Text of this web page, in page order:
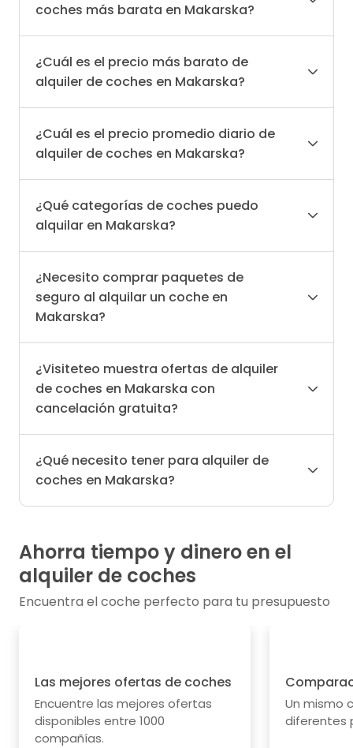
coches más barata en Makarska?
¿Cuál es el precio más barato de
alquiler de coches en Makarska?
¿Cuál es el precio promedio diario de
alquiler de coches en Makarska?
¿Qué categorías de coches puedo
alquilar en Makarska?
¿Necesito comprar paquetes de
seguro al alquilar un coche en
Makarska?
¿Visiteteo muestra ofertas de alquiler
de coches en Makarska con
cancelación gratuita?
¿Qué necesito tener para alquiler de
coches en Makarska?
Ahorra tiempo y dinero en el
alquiler de coches
Encuentra el coche perfecto para tu presupuesto
Las mejores ofertas de coches
Encuentre las mejores ofertas
disponibles entre 1000
compañías.
Un mismo
diferentes